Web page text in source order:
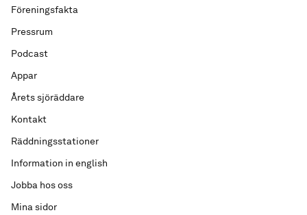
Föreningsfakta
Pressrum
Podcast
Appar
Årets sjöräddare
Kontakt
Räddningsstationer
Information in english
Jobba hos oss
Mina sidor